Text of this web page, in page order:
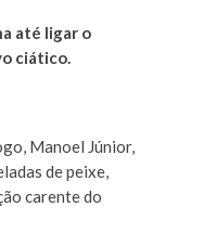
até ligar o
ciático.
Manoel Júnior,
de peixe,
carente do